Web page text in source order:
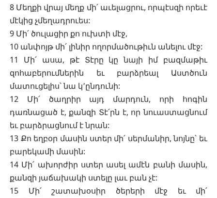
8 Մեղքի վրայ մեղք մի՛ աւելացրու, որպէսզի որեւէ
մէկից չմեղադրուես:
9 Մի՛ ծուլացիր քո ուխտի մէջ,
10 անփոյթ մի՛ լինիր ողորմածութիւն անելու մէջ:
11 Մի՛ ասա, թէ Տէրը կը նայի իմ բազմաթիւ
զոհաբերումներին եւ բարձրեալ Աստծուն
մատուցելիս՝ նա կ՚ընդունի:
12 Մի՛ ծաղրիր այդ մարդուն, որի հոգին
դառնացած է, քանզի Տէ՛րն է, որ նուաստացնում
եւ բարձրացնում է նրան:
13 Քո եղբօր մասին ստեր մի՛ սերմանիր, նոյնը՝ եւ
բարեկամի մասին:
14 Մի՛ ախորժիր ստեր ասել ամէն բանի մասին,
քանզի յաճախակի ստելը լաւ բան չէ:
15 Մի՛ շատախօսիր ծերերի մէջ եւ մի՛